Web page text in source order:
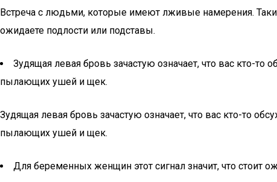
Встреча с людьми, которые имеют лживые намерения.
ожидаете подлости или подставы.
Зудящая левая бровь зачастую означает, что вас кто-то
пылающих ушей и щек.
Зудящая левая бровь зачастую означает, что вас кто-то
пылающих ушей и щек.
Для беременных женщин этот сигнал значит, что стоит